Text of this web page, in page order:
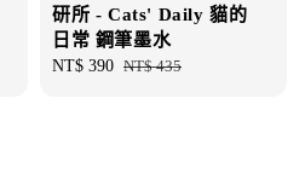
研所 - Cats' Daily 貓的
日常 鋼筆墨水
Sale
NT$ 390 Regular
NT$ 435